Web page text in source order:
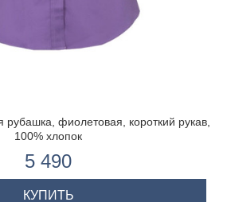
фиолетовая, короткий рукав,
100% хлопок
5 490
КУПИТЬ